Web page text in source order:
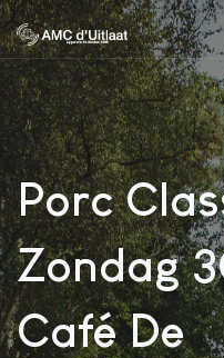
Porc
Zondag
Café De